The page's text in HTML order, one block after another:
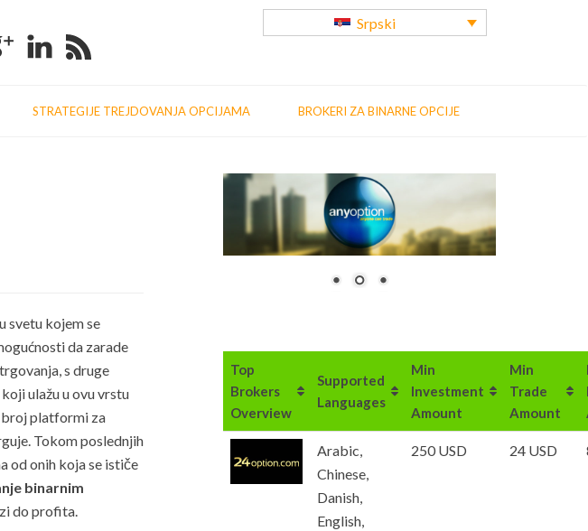
LinkedinRSS
Srpski
STRATEGIJE TREJDOVANJA OPCIJAMA BROKERI ZA BINARNE OPCIJE
u svetu kojem se
da zarade
s druge
ulažu u ovu vrstu
broj platformi za
Tokom poslednjih
od onih koja se ističe
binarnim
do profita.
Top
Brokers
Overview
Supported
Languages
Min
Investment
Amount
Min
Trade
Amount
Arabic,
Chinese,
Danish,
English,
250 USD 24 USD